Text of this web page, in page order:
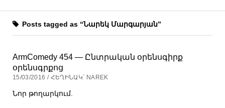
Posts tagged as “Նարեկ Մարգարյան”
ArmComedy 454 — Ընտրական օրենսգիրք
օրենսգրքոց
15/03/2016 / ՀԵՂԻՆԱԿ՝ NAREK
Նոր թողարկում.